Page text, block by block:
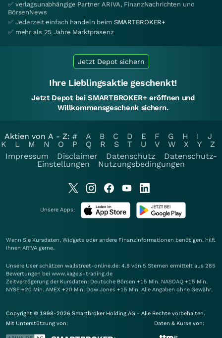
✅ verlagsunabhängige Partner ARIVA, FinanzNachrichten und
BörsenNews
✅ Jederzeit einfach handeln beim SMARTBROKER+
✅ mehr als 25 Jahre Marktpräsenz
Jetzt Depot sichern
Ihre Lieblingsaktie geschenkt!
Jetzt Depot bei SMARTBROKER+ eröffnen und
Willkommensgeschenk sichern.
Aktien von A - Z: # A B C D E F G H I
J
K
L M N O P Q R S T U V W X Y
Z
Impressum
Disclaimer Datenschutz
Datenschutz-
Einstellungen
Nutzungsbedingungen
Unsere Apps:
Wenn Sie Kursdaten, Widgets oder andere Finanzinformationen benötigen, hilft
Ihnen ARIVA gerne.
Unsere User schätzen wallstreet-online.de: 4.8 von 5 Sternen ermittelt aus 285
Bewertungen bei www.kagels-trading.de
Zeitverzögerung der Kursdaten: Deutsche Börsen +15 Min. NASDAQ +15 Min.
NYSE +20 Min. AMEX +20 Min. Dow Jones +15 Min. Alle Angaben ohne Gewähr.
Copyright © 1998-2026 Smartbroker Holding AG - Alle Rechte vorbehalten.
Mit Unterstützung von:
Daten & Kurse von: